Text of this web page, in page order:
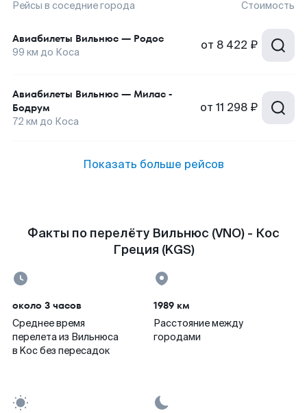
Рейсы в соседние города Стоимость
Авиабилеты Вильнюс — Родос
99 км до Коса от 8 422 ₽
Авиабилеты Вильнюс — Милас -
Бодрум
72 км до Коса
от 11 298 ₽
Показать больше рейсов
Факты по перелёту Вильнюс (VNO) - Кос
Греция (KGS)
около 3 часов
Среднее время
перелета из Вильнюса
в Koc без пересадок
1989 км
Расстояние между
городами